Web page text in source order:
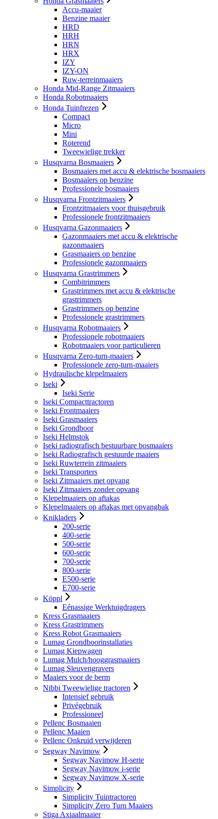
Accu-maaier
Benzine maaier
HRD
HRH
HRN
HRX
IZY
IZY-ON
Ruw-terreinmaaiers
Honda Mid-Range Zitmaaiers
Honda Robotmaaiers
Honda Tuinfrezen
Compact
Micro
Mini
Roterend
Tweewielige trekker
Husqvarna Bosmaaiers
Bosmaaiers met accu & elektrische bosmaaiers
Bosmaaiers op benzine
Professionele bosmaaiers
Husqvarna Frontzitmaaiers
Frontzitmaaiers voor thuisgebruik
Professionele frontzitmaaiers
Husqvarna Gazonmaaiers
Gazonmaaiers met accu & elektrische
gazonmaaiers
Grasmaaiers op benzine
Professionele gazonmaaiers
Husqvarna Grastrimmers
Combitrimmers
Grastrimmers met accu & elektrische
grastrimmers
Grastrimmers op benzine
Professionele grastrimmers
Husqvarna Robotmaaiers
Professionele robotmaaiers
Robotmaaiers voor particulieren
Husqvarna Zero-turn-maaiers
Professionele zero-turn-maaiers
Hydraulische klepelmaaiers
Iseki
Iseki Serie
Iseki Compacttractoren
Iseki Frontmaaiers
Iseki Grasmaaiers
Iseki Grondboor
Iseki Helmstok
Iseki radiografisch bestuurbare bosmaaiers
Iseki Radiografisch gestuurde maaiers
Iseki Ruwterrein zitmaaiers
Iseki Transporters
Iseki Zitmaaiers met opvang
Iseki Zitmaaiers zonder opvang
Klepelmaaiers op aftakas
Klepelmaaiers op aftakas met opvangbak
Knikladers
200-serie
400-serie
500-serie
600-serie
700-serie
800-serie
E500-serie
E700-serie
Köppl
Eénassige Werktuigdragers
Kress Grasmaaiers
Kress Grastrimmers
Kress Robot Grasmaaiers
Lumag Grondboorinstallaties
Lumag Kiepwagen
Lumag Mulch/hooggrasmaaiers
Lumag Sleuvengravers
Maaiers voor de berm
Nibbi Tweewielige tractoren
Intensief gebruik
Privégebruik
Professioneel
Pellenc Bosmaaien
Pellenc Maaien
Pellenc Onkruid verwijderen
Segway Navimow
Segway Navimow H-serie
Segway Navimow i-serie
Segway Navimow X-serie
Simplicity
Simplicity Tuintractoren
Simplicity Zero Turn Maaiers
Stiga Axiaalmaaier